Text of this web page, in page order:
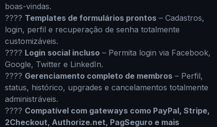
boas-vindas.
???? Templates de formulários prontos – Cadastros,
login, perfil e recuperação de senha totalmente
customizáveis.
???? Login social incluso – Permita login via Facebook,
Google, Twitter e LinkedIn.
???? Gerenciamento completo de membros – Perfil,
status, histórico, upgrades e cancelamentos totalmente
administráveis.
???? Compatível com gateways como PayPal, Stripe,
2Checkout, Authorize.net, PagSeguro e mais